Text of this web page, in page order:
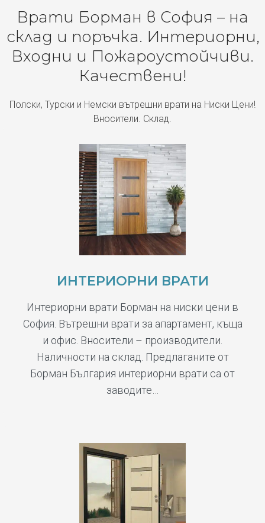
Врати Борман в София – на
склад и поръчка. Интериорни,
Входни и Пожароустойчиви.
Качествени!
Полски, Турски и Немски вътрешни врати на Ниски Цени!
Вносители. Склад.
ИНТЕРИОРНИ ВРАТИ
Интериорни врати Борман на ниски цени в
София. Вътрешни врати за апартамент, къща
и офис. Вносители – производители.
Наличности на склад. Предлаганите от
Борман България интериорни врати са от
заводите…